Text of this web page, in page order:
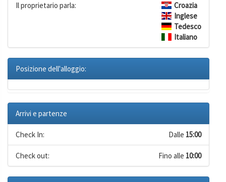
Il proprietario parla:
Croazia
Inglese
Tedesco
Italiano
Posizione dell'alloggio:
Arrivi e partenze
Check In: Dalle 15:00
Check out: Fino alle 10:00